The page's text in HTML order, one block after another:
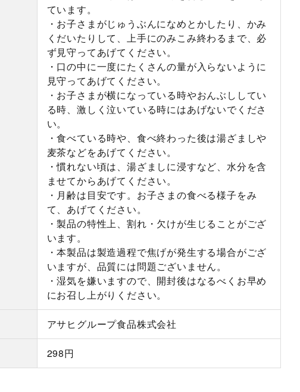
ています。
・お子さまがじゅうぶんになめとかしたり、かみ
くだいたりして、上手にのみこみ終わるまで、必
ず見守ってあげてください。
・口の中に一度にたくさんの量が入らないように
見守ってあげてください。
・お子さまが横になっている時やおんぶししてい
る時、激しく泣いている時にはあげないでくださ
い。
・食べている時や、食べ終わった後は湯ざましや
麦茶などをあげてください。
・慣れない頃は、湯ざましに浸すなど、水分を含
ませてからあげてください。
・月齢は目安です。お子さまの食べる様子をみ
て、あげてください。
・製品の特性上、割れ・欠けが生じることがござ
います。
・本製品は製造過程で焦げが発生する場合がござ
いますが、品質には問題ございません。
・湿気を嫌いますので、開封後はなるべくお早め
にお召し上がりください。
アサヒグループ食品株式会社
298円